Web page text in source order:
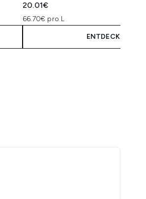
20.01€
66.70€ pro L
ENTDECKEN